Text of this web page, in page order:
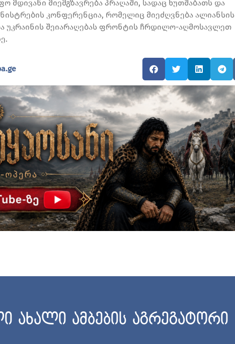
მდივანი მიემგზავრება პრაღაში, სადაც ხუთშაბათს და
კონფერენცია, რომელიც მიეძღვნება ალიანსის
უკრაინის შეიარაღებას ფრონტის ჩრდილო-აღმოსავლეთ
ახალი ამბების აგრეგატორი